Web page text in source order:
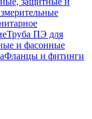
Труба ПЭ для
и фасонные
Фланцы и фитинги